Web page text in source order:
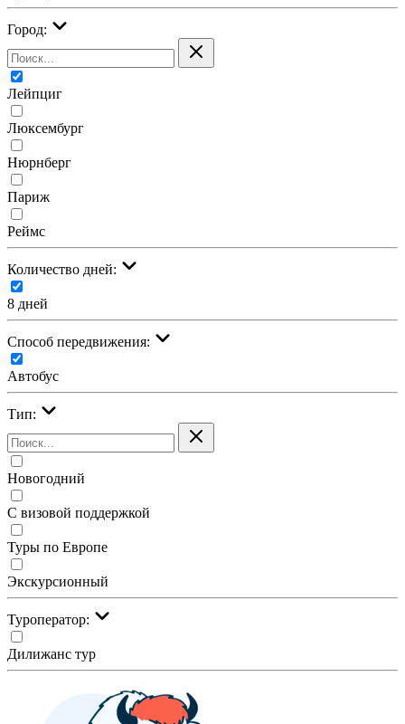
Город:
Лейпциг
Люксембург
Нюрнберг
Париж
Реймс
Количество дней:
8 дней
Cпособ передвижения:
Автобус
Тип:
Новогодний
С визовой поддержкой
Туры по Европе
Экскурсионный
Туроператор:
Дилижанс тур